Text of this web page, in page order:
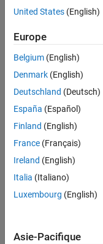
models.
open_system(mdl);
United States (English)
Europe
Belgium (English)
Denmark (English)
Deutschland (Deutsch)
España (Español)
Finland (English)
France (Français)
Ireland (English)
Italia (Italiano)
Luxembourg (English)
Asie-Pacifique